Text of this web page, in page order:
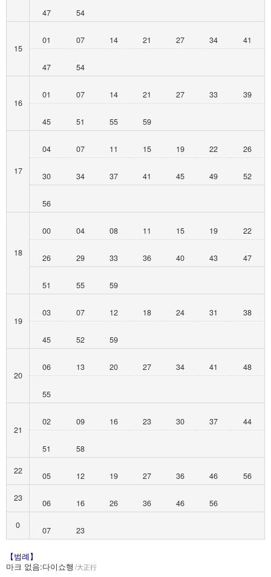
47 54
15
01 07 14 21 27 34 41
47 54
16
01 07 14 21 27 33 39
45 51 55 59
17
04 07 11 15 19 22 26
30 34 37 41 45 49 52
56
18
00 04 08 11 15 19 22
26 29 33 36 40 43 47
51 55 59
19
03 07 12 18 24 31 38
45 52 59
20
06 13 20 27 34 41 48
55
21
02 09 16 23 30 37 44
51
58
22
05 12 19 27 36 46
56
23
06 16 26 36 46
56
0
07 23
【범례】
마크 없음:다이쇼행 大正行